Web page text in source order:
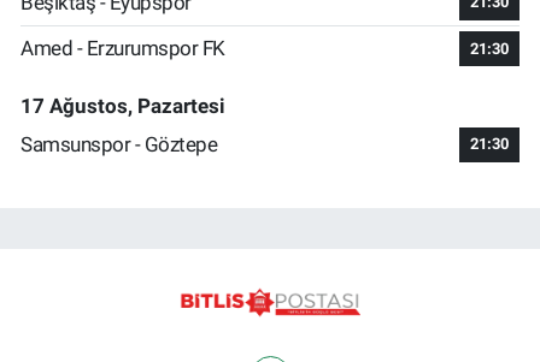
Amed - Erzurumspor FK 21:30
17 Ağustos, Pazartesi
Samsunspor - Göztepe
21:30